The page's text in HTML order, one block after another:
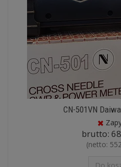
CN-501VN
brutto:
(netto: